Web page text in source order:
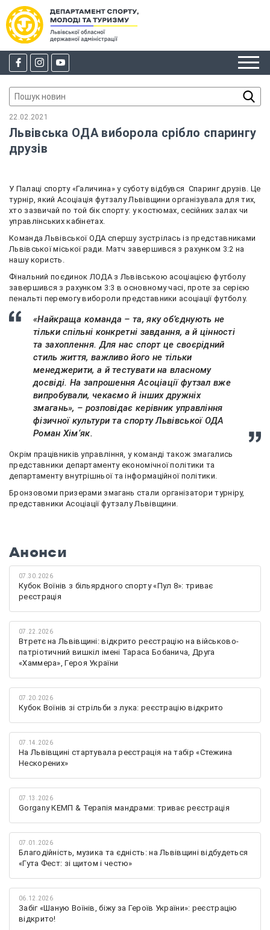
22.02.2021
Львівська ОДА виборола срібло спарингу
друзів
У Палаці спорту «Галичина» у суботу відбувся Спаринг друзів. Це
турнір, який Асоціація футзалу Львівщини організувала для тих,
хто зазвичай по той бік спорту: у костюмах, сесійних залах чи
управлінських кабінетах.
Команда Львівської ОДА спершу зустрілась із представниками
Львівської міської ради. Матч завершився з рахунком 3:2 на
нашу користь.
Фінальний поєдинок ЛОДА з Львівською асоціацією футболу
завершився з рахунком 3:3 в основному часі, проте за серією
пенальті перемогу вибороли представники асоціації футболу.
«Найкраща команда – та, яку об’єднують не
тільки спільні конкретні завдання, а й цінності
та захоплення. Для нас спорт це своєрідний
стиль життя, важливо його не тільки
менеджерити, а й тестувати на власному
досвіді. На запрошення Асоціації футзал вже
випробували, чекаємо й інших дружніх
змагань», – розповідає керівник управління
фізичної культури та спорту Львівської ОДА
Роман Хім‘як.
Окрім працівників управління, у команді також змагались
представники департаменту економічної політики та
департаменту внутрішньої та інформаційної політики.
Бронзовоми призерами змагань стали організатори турніру,
представники Асоціації футзалу Львівщини.
Анонси
07.30.2026
Кубок Воїнів з більярдного спорту «Пул 8»: триває
реєстрація
07.22.2026
Втретє на Львівщині: відкрито реєстрацію на військово-
патріотичний вишкіл імені Тараса Бобанича, Друга
«Хаммера», Героя України
07.20.2026
Кубок Воїнів зі стрільби з лука: реєстрацію відкрито
07.14.2026
На Львівщині стартувала реєстрація на табір «Стежина
Нескорених»
07.13.2026
Gorgany КЕМП & Терапія мандрами: триває реєстрація
07.01.2026
Благодійність, музика та єдність: на Львівщині відбудеться
«Гута Фест: зі щитом і честю»
06.12.2026
Забіг «Шаную Воїнів, біжу за Героїв України»: реєстрацію
відкрито!